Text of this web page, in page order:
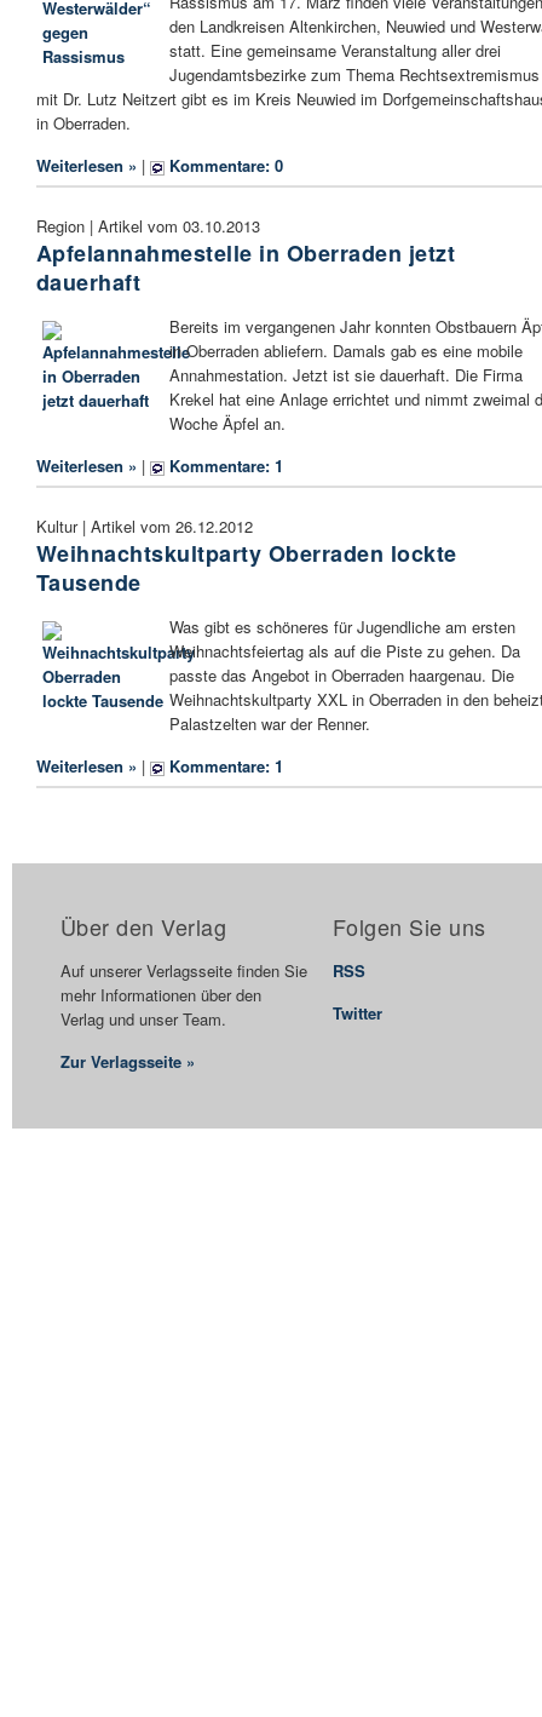
den Landkreisen Altenkirchen, Neuwied und
statt. Eine gemeinsame Veranstaltung aller drei
Jugendamtsbezirke zum Thema Rechtsextremismus
mit Dr. Lutz Neitzert gibt es im Kreis Neuwied im
in Oberraden.
Weiterlesen » | Kommentare: 0
Region | Artikel vom 03.10.2013
Apfelannahmestelle in Oberraden jetzt
dauerhaft
Bereits im vergangenen Jahr konnten Obstbauern
in Oberraden abliefern. Damals gab es eine mobile
Annahmestation. Jetzt ist sie dauerhaft. Die Firma
Krekel hat eine Anlage errichtet und nimmt zweimal
Woche Äpfel an.
Weiterlesen » | Kommentare: 1
Kultur | Artikel vom 26.12.2012
Weihnachtskultparty Oberraden lockte
Tausende
Was gibt es schöneres für Jugendliche am ersten
Weihnachtsfeiertag als auf die Piste zu gehen. Da
passte das Angebot in Oberraden haargenau. Die
Weihnachtskultparty XXL in Oberraden in den
Palastzelten war der Renner.
Weiterlesen » | Kommentare: 1
Über den Verlag
Auf unserer Verlagsseite finden Sie
mehr Informationen über den
Verlag und unser Team.
Zur Verlagsseite »
Folgen Sie uns
RSS
Twitter